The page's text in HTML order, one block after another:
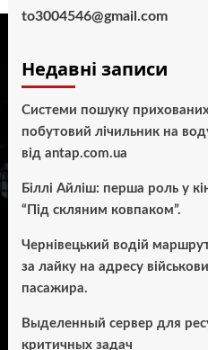
to3004546@gmail.com
Недавні записи
Системи пошуку прихованих
побутовий лічильник на
від antap.com.ua
Біллі Айліш: перша роль у
“Під скляним ковпаком”.
Чернівецький водій
за лайку на адресу
пасажира.
Выделенный сервер для
критичных задач